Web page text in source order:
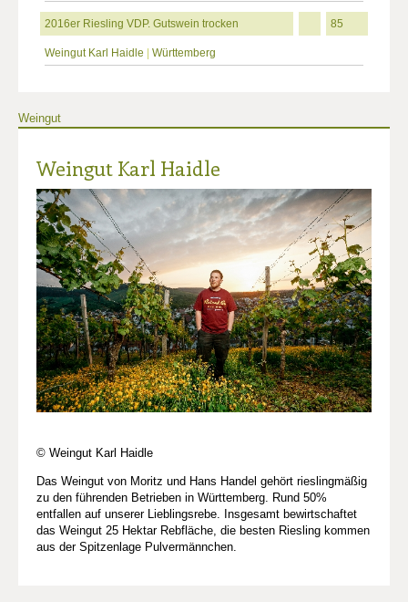
2016er Riesling VDP. Gutswein trocken 85
Weingut Karl Haidle Württemberg
Weingut
Weingut Karl Haidle
© Weingut Karl Haidle
Das Weingut von Moritz und Hans Handel gehört rieslingmäßig
zu den führenden Betrieben in Württemberg. Rund 50%
entfallen auf unserer Lieblingsrebe. Insgesamt bewirtschaftet
das Weingut 25 Hektar Rebfläche, die besten Riesling kommen
aus der Spitzenlage Pulvermännchen.